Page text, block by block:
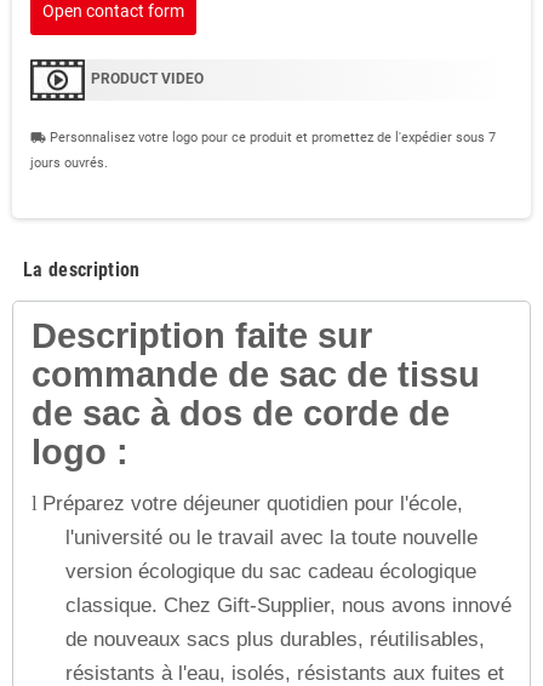
Open contact form
PRODUCT VIDEO
local_shipping Personnalisez votre logo pour ce produit et promettez de l'expédier sous 7
jours ouvrés.
La description
Description faite sur
commande de sac de tissu
de sac à dos de corde de
logo :
l Préparez votre déjeuner quotidien pour l'école,
l'université ou le travail avec la toute nouvelle
version écologique du sac cadeau écologique
classique. Chez Gift-Supplier, nous avons innové
de nouveaux sacs plus durables, réutilisables,
résistants à l'eau, isolés, résistants aux fuites et